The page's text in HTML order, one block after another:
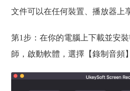
文件可以在任何裝置、播放器上
第1步：在你的電腦上下載並安
師，啟動軟體，選擇【錄制音頻